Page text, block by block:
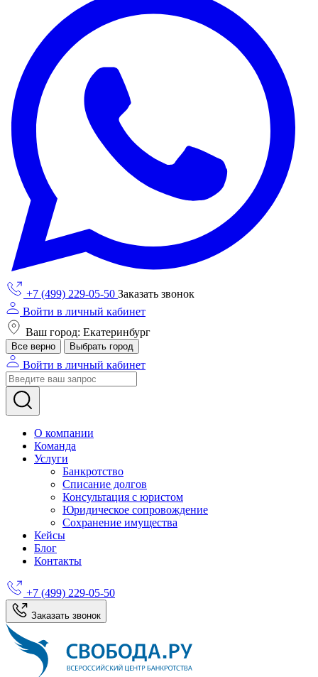
+7 (499) 229-05-50 Заказать звонок
Войти в личный кабинет
Ваш город: Екатеринбург
Все верно Выбрать город
Войти в личный кабинет
О компании
Команда
Услуги
Банкротство
Списание долгов
Консультация с юристом
Юридическое сопровождение
Сохранение имущества
Кейсы
Блог
Контакты
+7 (499) 229-05-50
Заказать звонок